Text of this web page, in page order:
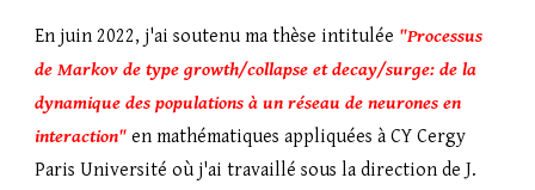
En juin 2022, j'ai soutenu ma thèse intitulée "Processus
de Markov de type growth/collapse et decay/surge: de la
dynamique des populations à un réseau de neurones en
interaction" en mathématiques appliquées à CY Cergy
Paris Université où j'ai travaillé sous la direction de J.